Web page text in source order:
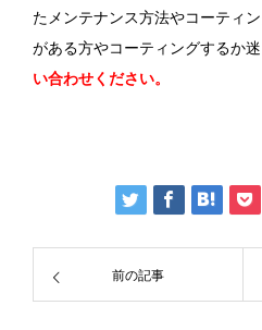
たメンテナンス方法やコーティ
がある方やコーティングするか
い合わせください。
前の記事